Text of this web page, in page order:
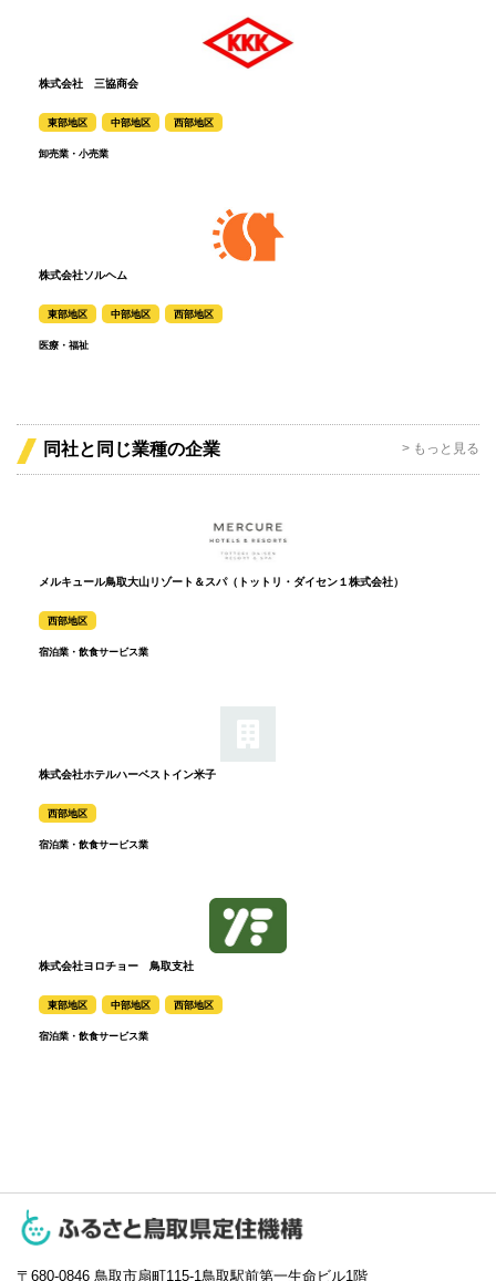
株式会社 三協商会
東部地区 中部地区 西部地区
卸売業・小売業
株式会社ソルヘム
東部地区 中部地区 西部地区
医療・福祉
同社と同じ業種の企業 > もっと見る
メルキュール鳥取大山リゾート＆スパ（トットリ・ダイセン１株式会社）
西部地区
宿泊業・飲食サービス業
株式会社ホテルハーベストイン米子
西部地区
宿泊業・飲食サービス業
株式会社ヨロチョー 鳥取支社
東部地区 中部地区 西部地区
宿泊業・飲食サービス業
〒680-0846 鳥取市扇町115-1鳥取駅前第一生命ビル1階